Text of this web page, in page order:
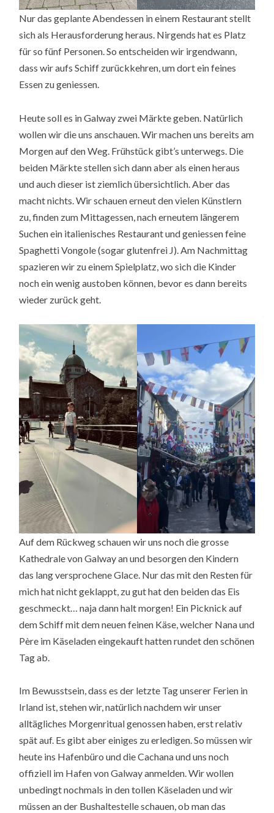
Nur das geplante Abendessen in einem Restaurant stellt
sich als Herausforderung heraus. Nirgends hat es Platz
für so fünf Personen. So entscheiden wir irgendwann,
dass wir aufs Schiff zurückkehren, um dort ein feines
Essen zu geniessen.
Heute soll es in Galway zwei Märkte geben. Natürlich
wollen wir die uns anschauen. Wir machen uns bereits am
Morgen auf den Weg. Frühstück gibt’s unterwegs. Die
beiden Märkte stellen sich dann aber als einen heraus
und auch dieser ist ziemlich übersichtlich. Aber das
macht nichts. Wir schauen erneut den vielen Künstlern
zu, finden zum Mittagessen, nach erneutem längerem
Suchen ein italienisches Restaurant und geniessen feine
Spaghetti Vongole (sogar glutenfrei J). Am Nachmittag
spazieren wir zu einem Spielplatz, wo sich die Kinder
noch ein wenig austoben können, bevor es dann bereits
wieder zurück geht.
Auf dem Rückweg schauen wir uns noch die grosse
Kathedrale von Galway an und besorgen den Kindern
das lang versprochene Glace. Nur das mit den Resten für
mich hat nicht geklappt, zu gut hat den beiden das Eis
geschmeckt… naja dann halt morgen! Ein Picknick auf
dem Schiff mit dem neuen feinen Käse, welcher Nana und
Père im Käseladen eingekauft hatten rundet den schönen
Tag ab.
Im Bewusstsein, dass es der letzte Tag unserer Ferien in
Irland ist, stehen wir, natürlich nachdem wir unser
alltägliches Morgenritual genossen haben, erst relativ
spät auf. Es gibt aber einiges zu erledigen. So müssen wir
heute ins Hafenbüro und die Cachana und uns noch
offiziell im Hafen von Galway anmelden. Wir wollen
unbedingt nochmals in den tollen Käseladen und wir
müssen an der Bushaltestelle schauen, ob man das